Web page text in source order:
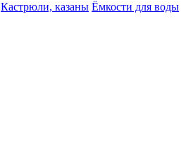
Кастрюли, казаны Ёмкости для воды